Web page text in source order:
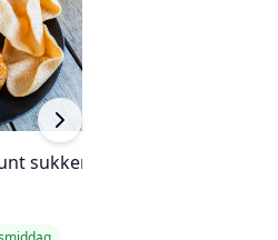
sukker